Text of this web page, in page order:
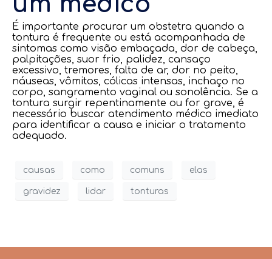
É importante procurar um obstetra quando a
tontura é frequente ou está acompanhada de
sintomas como visão embaçada, dor de cabeça,
palpitações, suor frio, palidez, cansaço
excessivo, tremores, falta de ar, dor no peito,
náuseas, vômitos, cólicas intensas, inchaço no
corpo, sangramento vaginal ou sonolência. Se a
tontura surgir repentinamente ou for grave, é
necessário buscar atendimento médico imediato
para identificar a causa e iniciar o tratamento
adequado.
causas como comuns elas
gravidez lidar tonturas